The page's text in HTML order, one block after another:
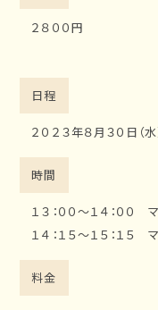
２８００円
日程
２０２３年８月３０日（水
時間
１３：００～１４：０
１４：１５～１５：１
料金